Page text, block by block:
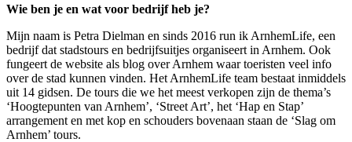
Wie ben je en wat voor bedrijf heb je?
Mijn naam is Petra Dielman en sinds 2016 run ik ArnhemLife, een
bedrijf dat stadstours en bedrijfsuitjes organiseert in Arnhem. Ook
fungeert de website als blog over Arnhem waar toeristen veel info
over de stad kunnen vinden. Het ArnhemLife team bestaat inmiddels
uit 14 gidsen. De tours die we het meest verkopen zijn de thema’s
‘Hoogtepunten van Arnhem’, ‘Street Art’, het ‘Hap en Stap’
arrangement en met kop en schouders bovenaan staan de ‘Slag om
Arnhem’ tours.